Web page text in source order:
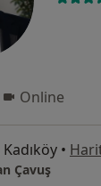
Online
•
Çavuş